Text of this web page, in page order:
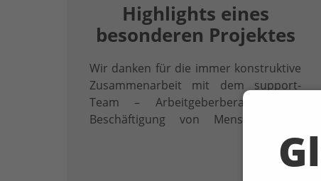
Highlights eines
besonderen Projektes
Wir danken für die immer konstruktive
Zusammenarbeit mit dem support-
Team – Arbeitgeberberatung zur
Beschäftigung von Menschen mit